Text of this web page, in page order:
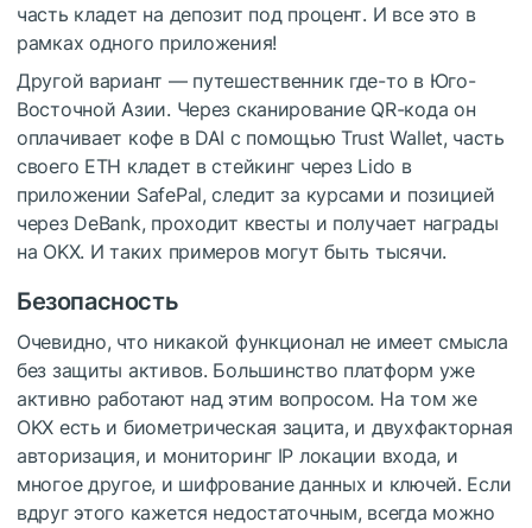
часть кладет на депозит под процент. И все это в
рамках одного приложения!
Другой вариант — путешественник где-то в Юго-
Восточной Азии. Через сканирование QR-кода он
оплачивает кофе в DAI с помощью Trust Wallet, часть
своего ETH кладет в стейкинг через Lido в
приложении SafePal, следит за курсами и позицией
через DeBank, проходит квесты и получает награды
на OKX. И таких примеров могут быть тысячи.
Безопасность
Очевидно, что никакой функционал не имеет смысла
без защиты активов. Большинство платформ уже
активно работают над этим вопросом. На том же
OKX есть и биометрическая зацита, и двухфакторная
авторизация, и мониторинг IP локации входа, и
многое другое, и шифрование данных и ключей. Если
вдруг этого кажется недостаточным, всегда можно